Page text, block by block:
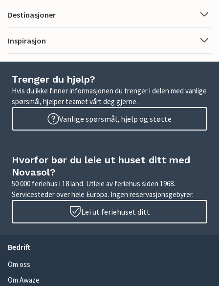
Destinasjoner
Inspirasjon
Trenger du hjelp?
Hvis du ikke finner informasjonen du trenger i delen med vanlige
spørsmål, hjelper teamet vårt deg gjerne.
Vanlige spørsmål, hjelp og støtte
Hvorfor bør du leie ut huset ditt med
Novasol?
50 000 feriehus i 18 land. Utleie av feriehus siden 1968.
Servicesteder over hele Europa. Ingen reservasjonsgebyrer.
Lei ut feriehuset ditt
Bedrift
Om oss
Om Awaze